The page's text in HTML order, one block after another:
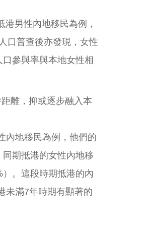
男性內地移民為例，
口普查後亦發現，女性
參與率與本地女性相
離，抑或逐步融入本
內地移民為例，他們的
期抵港的女性內地移
。這段時期抵港的內
未滿7年時期有顯著的